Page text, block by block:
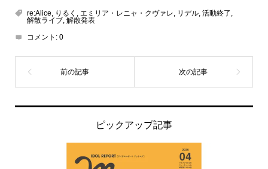
re:Alice
りるく エミリア・レニャ・クヴァレ リデル, 活動終了
解散ライブ, 解散発表
コメント: 0
ピックアップ記事